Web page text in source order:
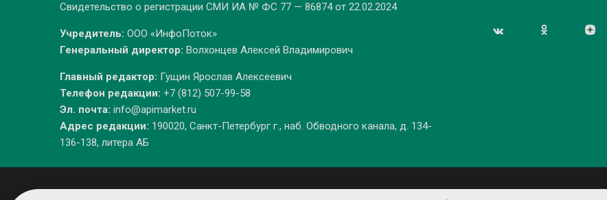
Свидетельство о регистрации СМИ ИА № ФС 77 — 86874 от 22.02.2024
Учредитель: ООО «ИнфоПоток»
Генеральный директор: Волхонцев Алексей Владимирович
Главный редактор: Гущин Ярослав Алексеевич
Телефон редакции: +7 (812) 507-99-58
Эл. почта: info@apimarket.ru
Адрес редакции: 190020, Санкт-Петербург г., наб. Обводного канала, д. 134-
136-138, литера АБ